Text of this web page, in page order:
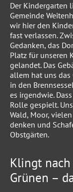
Der Kindergarten
Gemeinde
wir hier den
fast verlassen.
Gedanken, das
Platz für unseren
gelandet. Das
allem hat uns
in den
es irgendwie.
Rolle gespielt.
Wald, Moor,
denken und
Obstgärten.
Klingt
Grünen –